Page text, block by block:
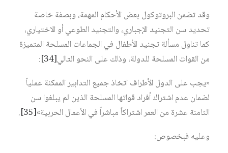
وقد تضمن البروتوكول بعض الأحكام المهمة، وبصفة خاصة
تحديد سن التجنيد الإجباري، والتجنيد الطوعي أو الاختياري،
كما تناول مسألة تجنيد الأطفال في الجماعات المسلحة المتميزة
من القوات المسلحة للدولة، وذلك على النحو التالي[34]
:
«يجب على الدول الأطراف اتخاذ جميع التدابير الممكنة عملياً
لضمان عدم اشتراك أفراد قواتها المسلحة الذين لم يبلغوا سن
الثامنة عشرة من العمر اشتراكاً مباشراً في الأعمال الحربية»[35]
.
وعليه فبخصوص: